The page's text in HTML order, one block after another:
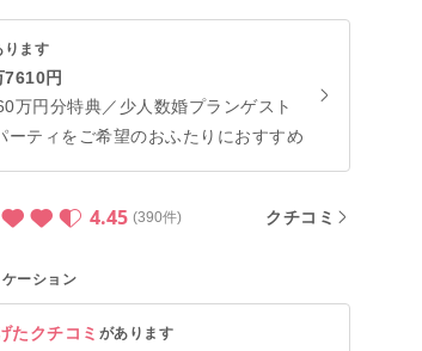
ります
7610円
万円分特典／少人数婚プランゲスト
ーティをご希望のおふたりにおすすめ
4.45 (390件) クチコミ
ケーション
たクチコミ があります